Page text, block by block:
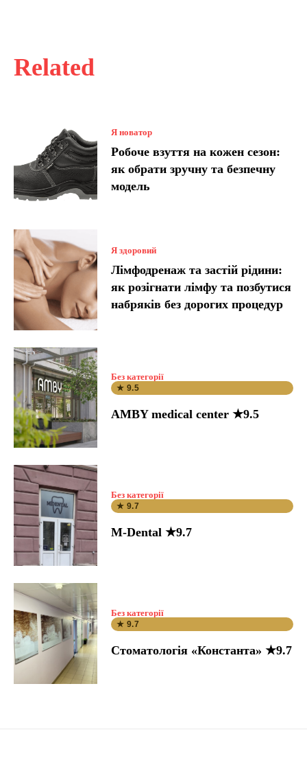
Related
Я новатор
Робоче взуття на кожен сезон:
як обрати зручну та безпечну
модель
Я здоровий
Лімфодренаж та застій рідини:
як розігнати лімфу та позбутися
набряків без дорогих процедур
Без категорії
★ 9.5
AMBY medical center ★9.5
Без категорії
★ 9.7
M-Dental ★9.7
Без категорії
★ 9.7
Стоматологія «Константа» ★9.7